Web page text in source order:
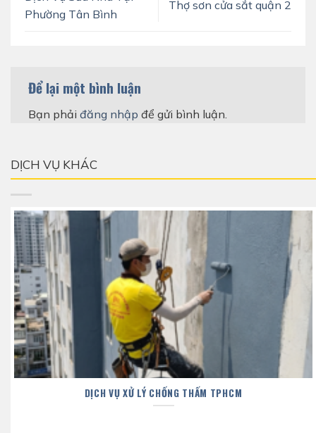
Phường Tân Bình
Thợ sơn cửa sắt quận 2
Để lại một bình luận
Bạn phải đăng nhập để gửi bình luận.
DỊCH VỤ KHÁC
DỊCH VỤ XỬ LÝ CHỐNG THẤM TPHCM